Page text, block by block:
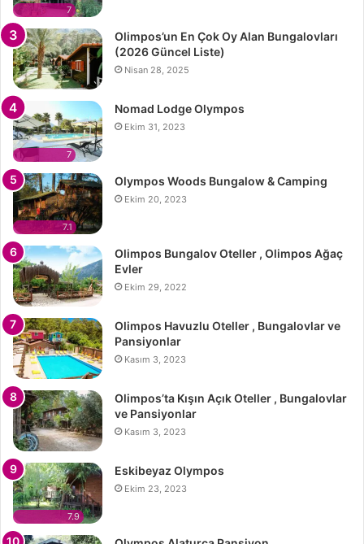
7
Olimpos’un En Çok Oy Alan Bungalovları
(2026 Güncel Liste)
Nisan 28, 2025
7
Nomad Lodge Olympos
Ekim 31, 2023
7.1
Olympos Woods Bungalow & Camping
Ekim 20, 2023
Olimpos Bungalov Oteller , Olimpos Ağaç
Evler
Ekim 29, 2022
Olimpos Havuzlu Oteller , Bungalovlar ve
Pansiyonlar
Kasım 3, 2023
Olimpos’ta Kışın Açık Oteller , Bungalovlar
ve Pansiyonlar
Kasım 3, 2023
7.9
Eskibeyaz Olympos
Ekim 23, 2023